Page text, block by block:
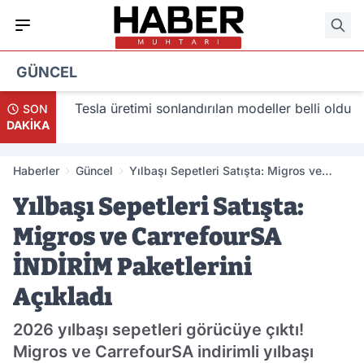
GÜNCEL
SON
DAKİKA
Tesla üretimi sonlandırılan modeller belli oldu
Haberler Güncel
Yılbaşı Sepetleri Satışta: Migros ve
Açıkladı
Yılbaşı Sepetleri Satışta:
Migros ve CarrefourSA
İNDİRİM Paketlerini
Açıkladı
2026 yılbaşı sepetleri görücüye çıktı!
Migros ve CarrefourSA indirimli yılbaşı